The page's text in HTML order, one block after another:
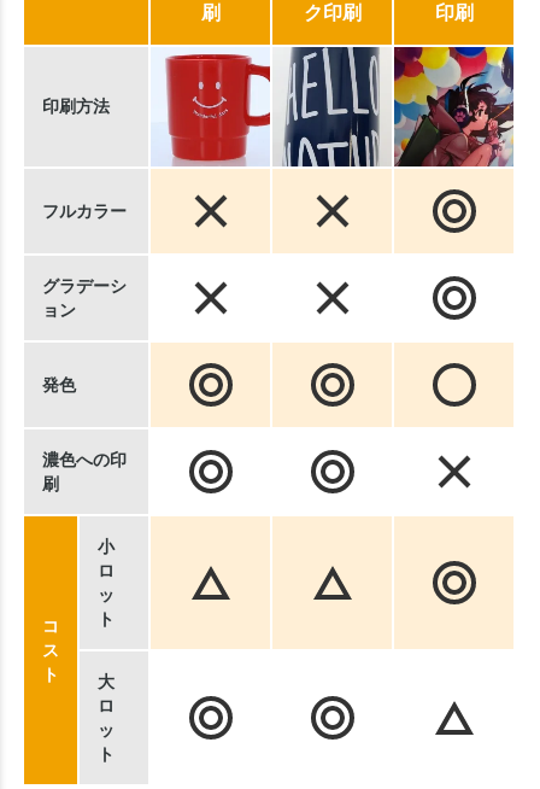
刷
ク印刷
印刷
印刷方法
フルカラー
グラデーシ
ョン
発色
濃色への印
刷
コ
ス
ト
小
ロ
ッ
ト
大
ロ
ッ
ト